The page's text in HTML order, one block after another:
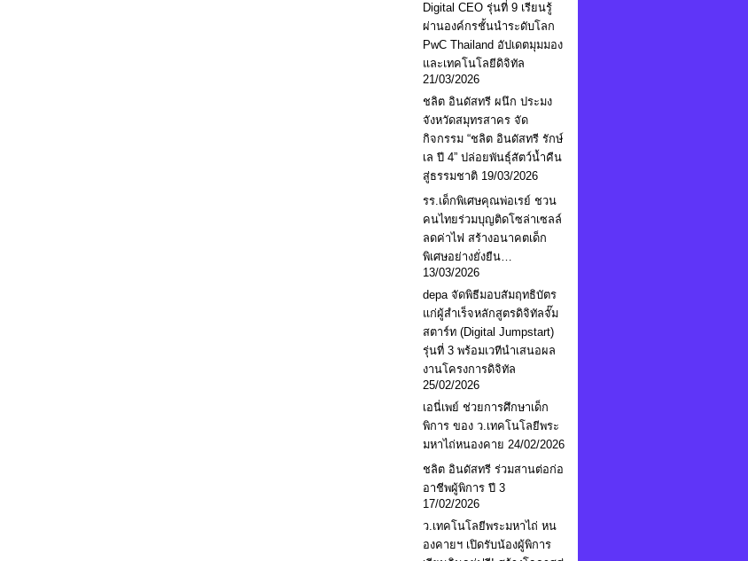
Digital CEO รุ่นที่ 9 เรียนรู้
ผ่านองค์กรชั้นนำระดับโลก
PwC Thailand อัปเดตมุมมอง
และเทคโนโลยีดิจิทัล
21/03/2026
ชลิต อินดัสทรี ผนึก ประมง
จังหวัดสมุทรสาคร จัด
กิจกรรม “ชลิต อินดัสทรี รักษ์
เล ปี 4” ปล่อยพันธุ์สัตว์น้ำคืน
สู่ธรรมชาติ 19/03/2026
รร.เด็กพิเศษคุณพ่อเรย์ ชวน
คนไทยร่วมบุญติดโซล่าเซลล์
ลดค่าไฟ สร้างอนาคตเด็ก
พิเศษอย่างยั่งยืน…
13/03/2026
depa จัดพิธีมอบสัมฤทธิบัตร
แก่ผู้สำเร็จหลักสูตรดิจิทัลจั๊ม
สตาร์ท (Digital Jumpstart)
รุ่นที่ 3 พร้อมเวทีนำเสนอผล
งานโครงการดิจิทัล
25/02/2026
เอนี่เพย์ ช่วยการศึกษาเด็ก
พิการ ของ ว.เทคโนโลยีพระ
มหาไถ่หนองคาย 24/02/2026
ชลิต อินดัสทรี ร่วมสานต่อก่อ
อาชีพผู้พิการ ปี 3
17/02/2026
ว.เทคโนโลยีพระมหาไถ่ หน
องคายฯ เปิดรับน้องผู้พิการ